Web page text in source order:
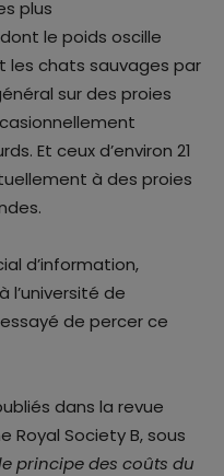
plus
le poids oscille
les chats sauvages par
sur des proies
Et ceux d’environ 21
à des proies
d’information,
l’université de
de percer ce
dans la revue
Royal Society B, sous
principe des coûts du